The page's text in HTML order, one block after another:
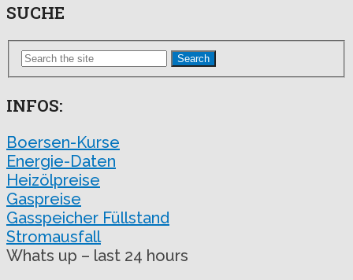
SUCHE
Search
INFOS:
Boersen-Kurse
Energie-Daten
Heizölpreise
Gaspreise
Gasspeicher Füllstand
Stromausfall
Whats up – last 24 hours